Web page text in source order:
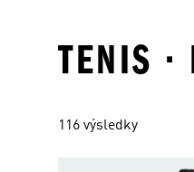
TENIS ·
116 výsledky